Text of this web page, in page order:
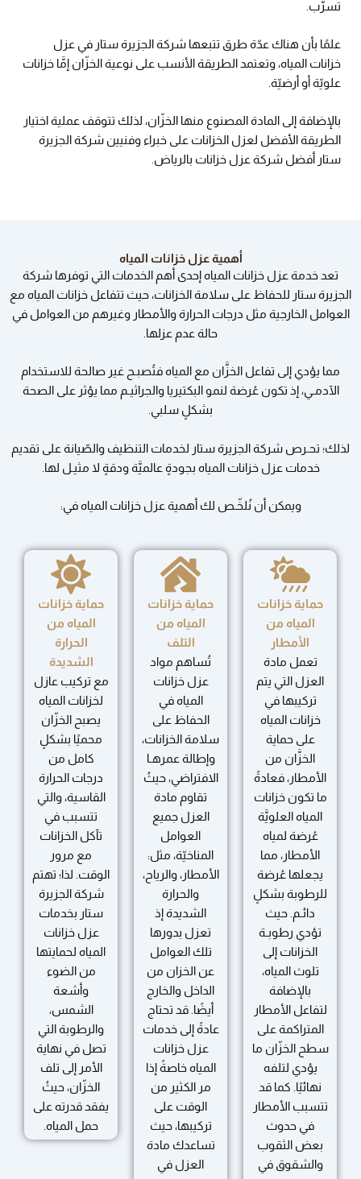
تسرُّب.
علمًا بأن هناك عدّة طرق تتبعها شركة الجزيرة ستار في عزل
خزانات المياه، وتعتمد الطريقة الأنسب على نوعية الخزّان إمَّا خزانات
علويّة أو أرضيّة.
بالإضافة إلى المادة المصنوع منها الخزّان، لذلك تتوقف عملية اختيار
الطريقة الأفضل لعزل الخزانات على خبراء وفنيين شركة الجزيرة
ستار أفضل شركة عزل خزانات بالرياض.
أهمية عزل خزانات المياه
تعد خدمة عزل خزانات المياه إحدى أهم الخدمات التي توفرها شركة
الجزيرة ستار للحفاظ على سلامة الخزانات، حيث تتفاعل خزانات المياه مع
العوامل الخارجية مثل درجات الحرارة والأمطار وغيرهم من العوامل في
حالة عدم عزلها.
مما يؤدي إلى تفاعل الخزَّان مع المياه فتُصبـح غير صالحة للاستخدام
الآدمـي، إذ تكون عُرضة لنمو البكتيريا والجراثيـم مما يؤثر على الصحة
بشكلٍ سلبي.
لذلك؛ تحـرص شركة الجزيرة ستار لخدمات التنظيف والصّيانة على تقديم
خدمات عزل خزانات المياه بجودةٍ عالميَّة ودقةٍ لا مثيـل لها.
ويمكن أن نُلخّـص لك أهمية عزل خزانات المياه في:
حماية خزانات
المياه من
الأمطار
تعمل مادة
العزل التي يتم
تركيبها في
خزانات المياه
على حماية
الخزَّان من
الأمطار، فعادةً
ما تكون خزانات
المياه العلويَّة
عُرضة لمياه
الأمطار، مما
يجعلها عُرضة
للرطوبة بشكلٍ
دائـم. حيث
تؤدي رطوبـة
الخزانات إلى
تلوث المياه،
بالإضافة
لتفاعل الأمطار
المتراكمة على
سطح الخزّان ما
يؤدي لتلفه
نهائيًا. كما قد
تتسبب الأمطار
في حدوث
بعض الثقوب
والشقوق في
حماية خزانات
المياه من
التلف
تُساهم مواد
عزل خزانات
المياه في
الحفاظ على
سلامة الخزانات،
وإطالة عمرهـا
الافتراضي، حيثُ
تقاوم مادة
العزل جميع
العوامل
المناخيّة، مثل:
الأمطار، والرياح،
والحرارة
الشديدة إذ
تعزل بدورها
تلك العوامل
عن الخزان من
الداخل والخارج
أيضًا. قد تحتاج
عادةً إلى خدمات
عزل خزانات
المياه خاصةً إذا
مر الكثير من
الوقت على
تركيبها، حيث
تساعدك مادة
العزل في
حماية خزانات
المياه من
الحرارة
الشديدة
مع تركيب عازل
لخزانات المياه
يصبح الخزّان
محميًا بشكلٍ
كامل من
درجات الحرارة
القاسية، والتي
تتسبب في
تآكل الخزانات
مع مرور
الوقت. لذا؛ تهتم
شركة الجزيرة
ستار بخدمات
عزل خزانات
المياه لحمايتها
من الضوء
وأشعة
الشمس،
والرطوبة التي
تصل في نهاية
الأمر إلى تلف
الخزّان، حيثُ
يفقد قدرته على
حمل المياه.